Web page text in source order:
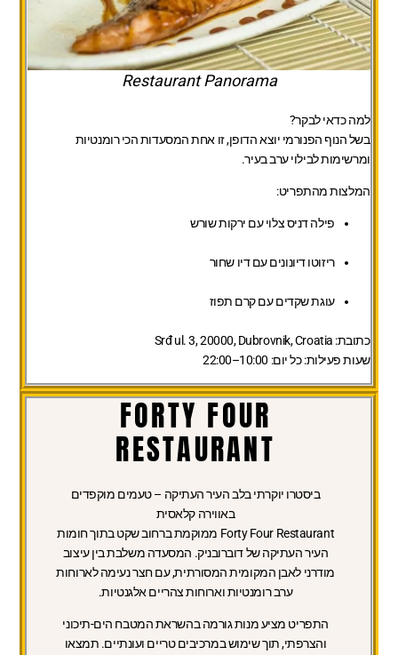
Restaurant Panorama
למה כדאי לבקר?
בשל הנוף הפנורמי יוצא הדופן, זו אחת המסעדות הכי רומנטיות
ומרשימות לבילוי ערב בעיר.
המלצות מהתפריט:
פילה דניס צלוי עם ירקות שורש
ריזוטו דיונונים עם דיו שחור
עוגת שקדים עם קרם תפוז
כתובת:
שעות פעילות:כל יום: 10:00–22:00
FORTY FOUR
RESTAURANT
ביסטרו יוקרתי בלב העיר העתיקה – טעמים מוקפדים
באווירה קלאסית
Forty Four Restaurant ממוקמת ברחוב שקט בתוך חומות
העיר העתיקה של דוברובניק. המסעדה משלבת בין עיצוב
מודרני לאבן המקומית המסורתית, עם חצר נעימה לארוחות
ערב רומנטיות וארוחות צהריים אלגנטיות.
התפריט מציע מנות גורמה בהשראת המטבח הים-תיכוני
והצרפתי, תוך שימוש במרכיבים טריים ועונתיים. תמצאו